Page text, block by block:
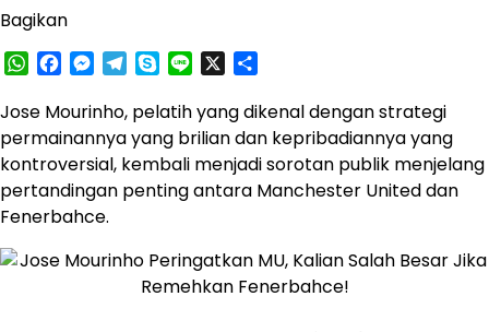
Bagikan
WhatsApp
Facebook
Messenger
Telegram
SkypeLine
Jose Mourinho, pelatih yang dikenal dengan strategi
permainannya yang brilian dan kepribadiannya yang
kontroversial, kembali menjadi sorotan publik menjelang
pertandingan penting antara Manchester United dan
Fenerbahce. ​